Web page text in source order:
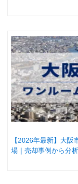
【2026年最新】大
場｜売却事例から分